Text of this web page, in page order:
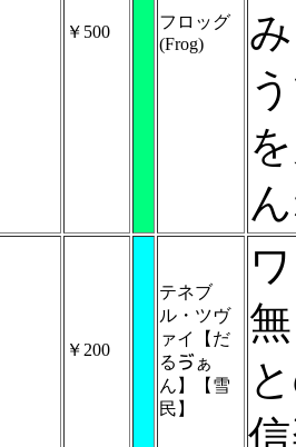
￥500
フロッグ
(Frog)
￥200
テネブ
ル・ツヴ
ァイ【だ
るゔぁ
ん】【雪
民】